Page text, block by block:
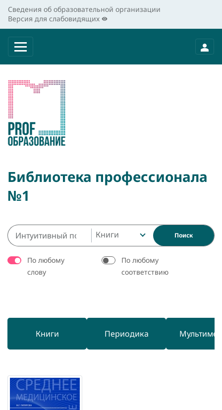
Сведения об образовательной организации
Версия для слабовидящих
Библиотека профессионала
№1
Книги Поиск
По любому
слову
По любому
соответствию
Книги Периодика